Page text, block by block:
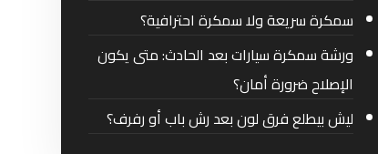
سمكرة سريعة ولا سمكرة احترافية؟
ورشة سمكرة سيارات بعد الحادث: متى يكون
الإصلاح ضرورة أمان؟
ليش بيطلع فرق لون بعد رش باب أو رفرف؟